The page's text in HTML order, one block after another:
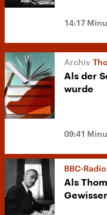
14:17
Als der
wurde
09:41
BBC-
Als